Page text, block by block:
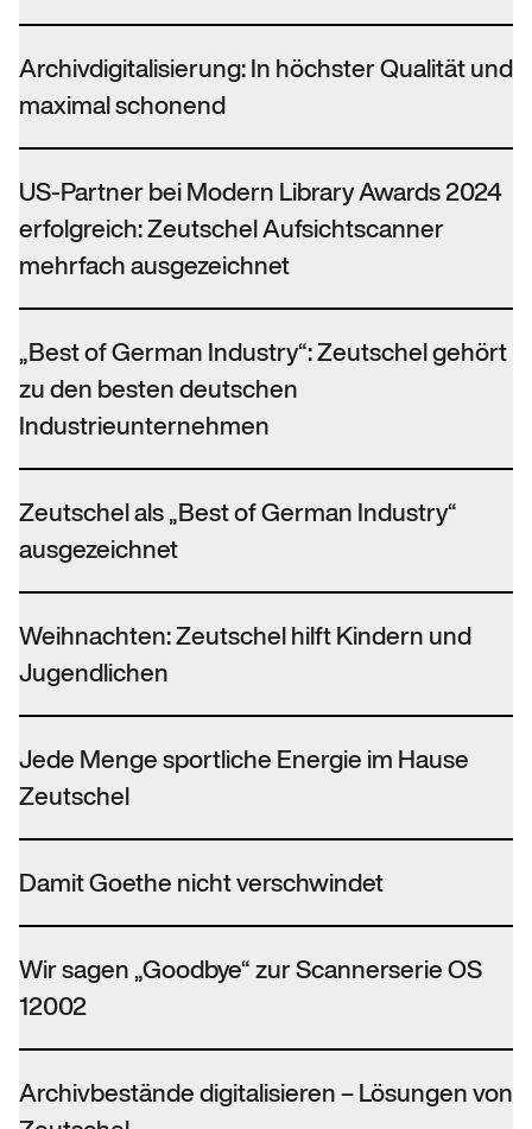
Archivdigitalisierung: In höchster Qualität und
maximal schonend
US-Partner bei Modern Library Awards 2024
erfolgreich: Zeutschel Aufsichtscanner
mehrfach ausgezeichnet
„Best of German Industry“: Zeutschel gehört
zu den besten deutschen
Industrieunternehmen
Zeutschel als „Best of German Industry“
ausgezeichnet
Weihnachten: Zeutschel hilft Kindern und
Jugendlichen
Jede Menge sportliche Energie im Hause
Zeutschel
Damit Goethe nicht verschwindet
Wir sagen „Goodbye“ zur Scannerserie OS
12002
Archivbestände digitalisieren – Lösungen von